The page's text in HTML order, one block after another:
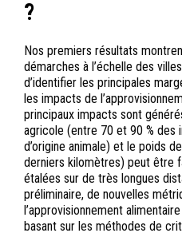
?
Nos premiers résultats
démarches à l’échelle des
d’identifier les principales
les impacts de
principaux impacts sont
agricole (entre 70 et 90 % des
d’origine animale) et le poids
derniers kilomètres) peut être
étalées sur de très longues
préliminaire, de nouvelles
l’approvisionnement
basant sur les méthodes de